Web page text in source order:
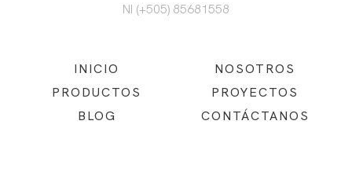
NI (+505) 85681558
INICIO
NOSOTROS
PRODUCTOS
PROYECTOS
BLOG
CONTÁCTANOS